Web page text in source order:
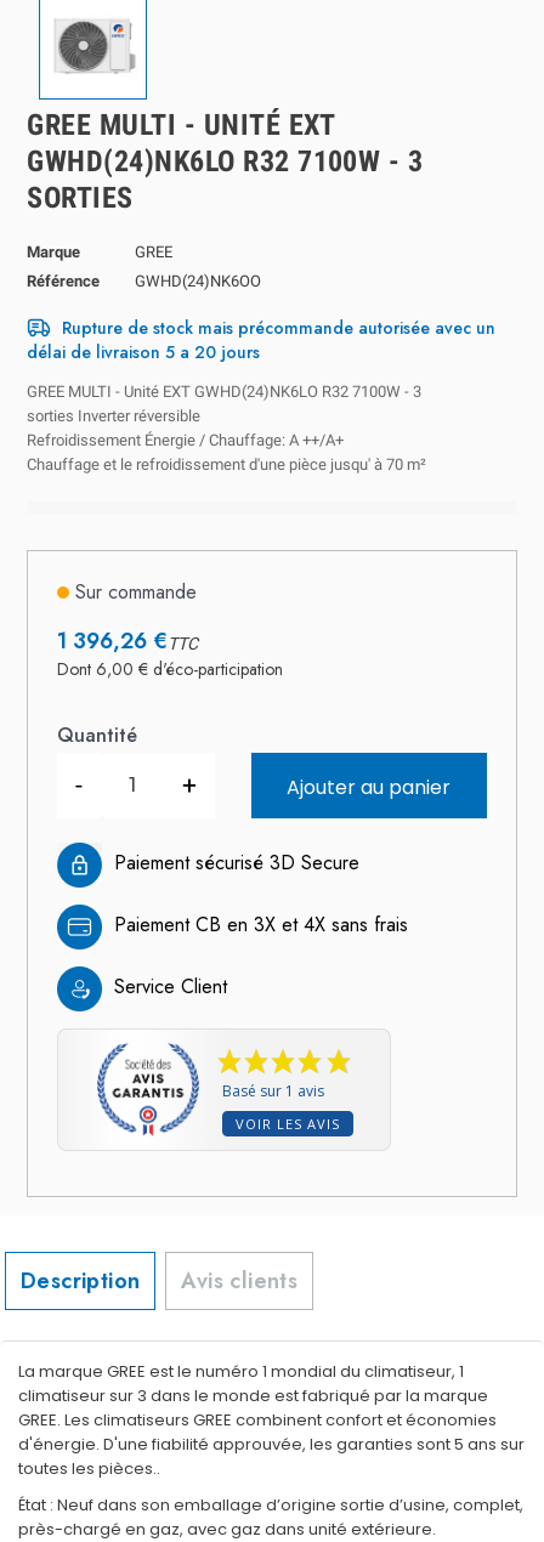
GREE MULTI - UNITÉ EXT
GWHD(24)NK6LO R32 7100W - 3
SORTIES
Marque
GREE
Référence
GWHD(24)NK6OO
Rupture de stock mais précommande autorisée avec un
délai de livraison 5 a 20 jours
GREE MULTI - Unité EXT GWHD(24)NK6LO R32 7100W - 3
sorties Inverter réversible
Refroidissement Énergie / Chauffage: A ++/A+
Chauffage et le refroidissement d'une pièce jusqu' à 70 m²
Sur commande
1 396,26 €TTC
Dont 6,00 € d'éco-participation
Quantité
- + Ajouter au panier
Paiement sécurisé 3D Secure
Paiement CB en 3X et 4X sans frais
Service Client
Basé sur 1 avis
VOIR LES AVIS
Description Avis clients
La marque GREE est le numéro 1 mondial du climatiseur, 1
climatiseur sur 3 dans le monde est fabriqué par la marque
GREE. Les climatiseurs GREE combinent confort et économies
d'énergie. D'une fiabilité approuvée, les garanties sont 5 ans sur
toutes les pièces..
État : Neuf dans son emballage d’origine sortie d’usine, complet,
près-chargé en gaz, avec gaz dans unité extérieure.